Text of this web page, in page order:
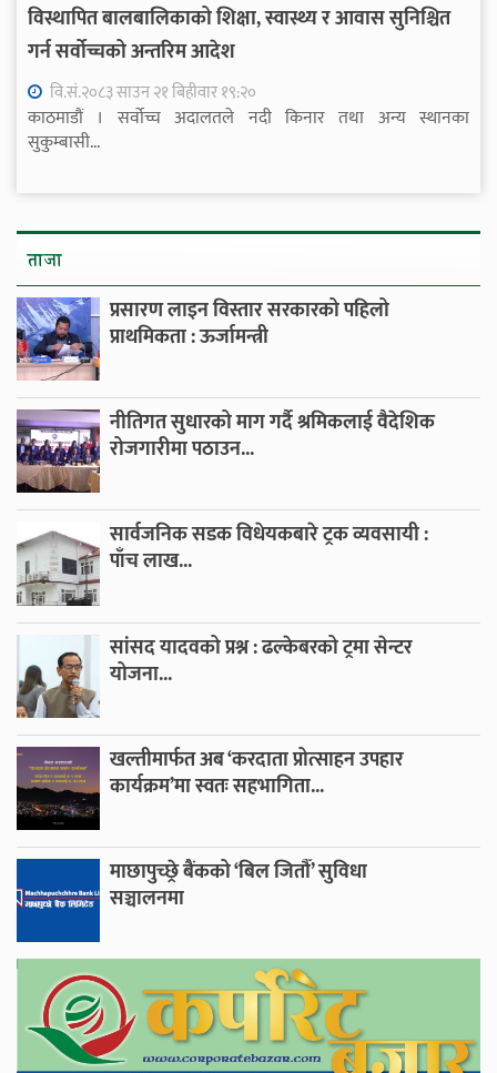
विस्थापित बालबालिकाको शिक्षा, स्वास्थ्य र आवास सुनिश्चित
गर्न सर्वोच्चको अन्तरिम आदेश
वि.सं.२०८३ साउन २१ बिहीवार १९:२०
काठमाडौं । सर्वोच्च अदालतले नदी किनार तथा अन्य स्थानका
सुकुम्बासी...
ताजा
प्रसारण लाइन विस्तार सरकारको पहिलो
प्राथमिकता : ऊर्जामन्त्री
नीतिगत सुधारको माग गर्दै श्रमिकलाई वैदेशिक
रोजगारीमा पठाउन...
सार्वजनिक सडक विधेयकबारे ट्रक व्यवसायी :
पाँच लाख...
सांसद यादवको प्रश्न : ढल्केबरको ट्रमा सेन्टर
योजना...
खल्तीमार्फत अब ‘करदाता प्रोत्साहन उपहार
कार्यक्रम’मा स्वतः सहभागिता...
माछापुच्छ्रे बैंकको ‘बिल जितौँ’ सुविधा
सञ्चालनमा